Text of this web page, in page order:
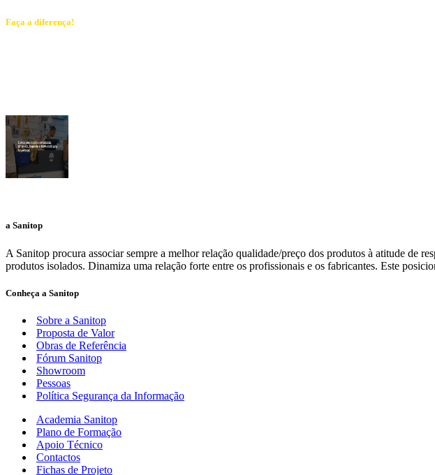
Faça a diferença!
a Sanitop
A Sanitop procura associar sempre a melhor relação qualidade/preço dos produtos à atitude de
produtos isolados. Dinamiza uma relação forte entre os profissionais e os fabricantes. Este
Conheça a Sanitop
Sobre a Sanitop
Proposta de Valor
Obras de Referência
Fórum Sanitop
Showroom
Pessoas
Política Segurança da Informação
Academia Sanitop
Plano de Formação
Apoio Técnico
Contactos
Fichas de Projeto